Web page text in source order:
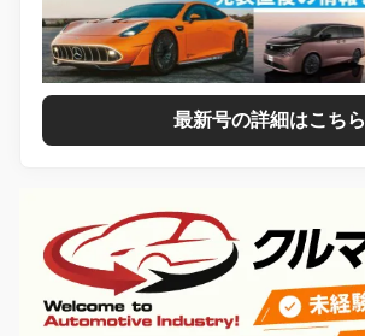
最新号の詳細はこちら